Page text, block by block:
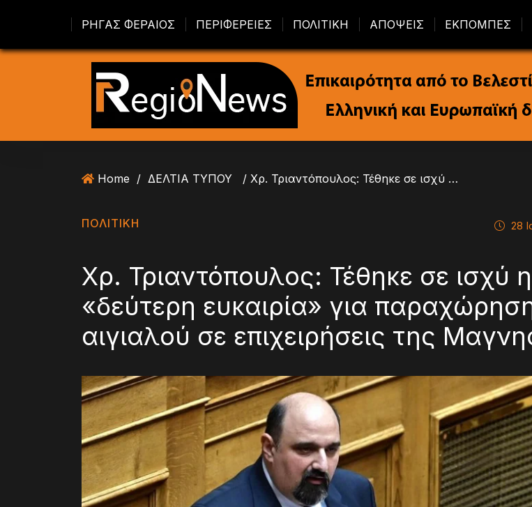
ΡΗΓΑΣ ΦΕΡΑΙΟΣ ΠΕΡΙΦΕΡΕΙΕΣ ΠΟΛΙΤΙΚΗ ΑΠΟΨΕΙΣ ΕΚΠΟΜΠΕΣ
Home / ΔΕΛΤΙΑ ΤΥΠΟΥ / Χρ. Τριαντόπουλος: Τέθηκε σε ισχύ η «δεύτερη ευκαιρία» για παραχώρηση αιγιαλού σε επιχειρήσεις της Μαγνησίας
ΠΟΛΙΤΙΚΗ 28
Χρ. Τριαντόπουλος: Τέθηκε σε ισχύ η
«δεύτερη ευκαιρία» για
αιγιαλού σε επιχειρήσεις της